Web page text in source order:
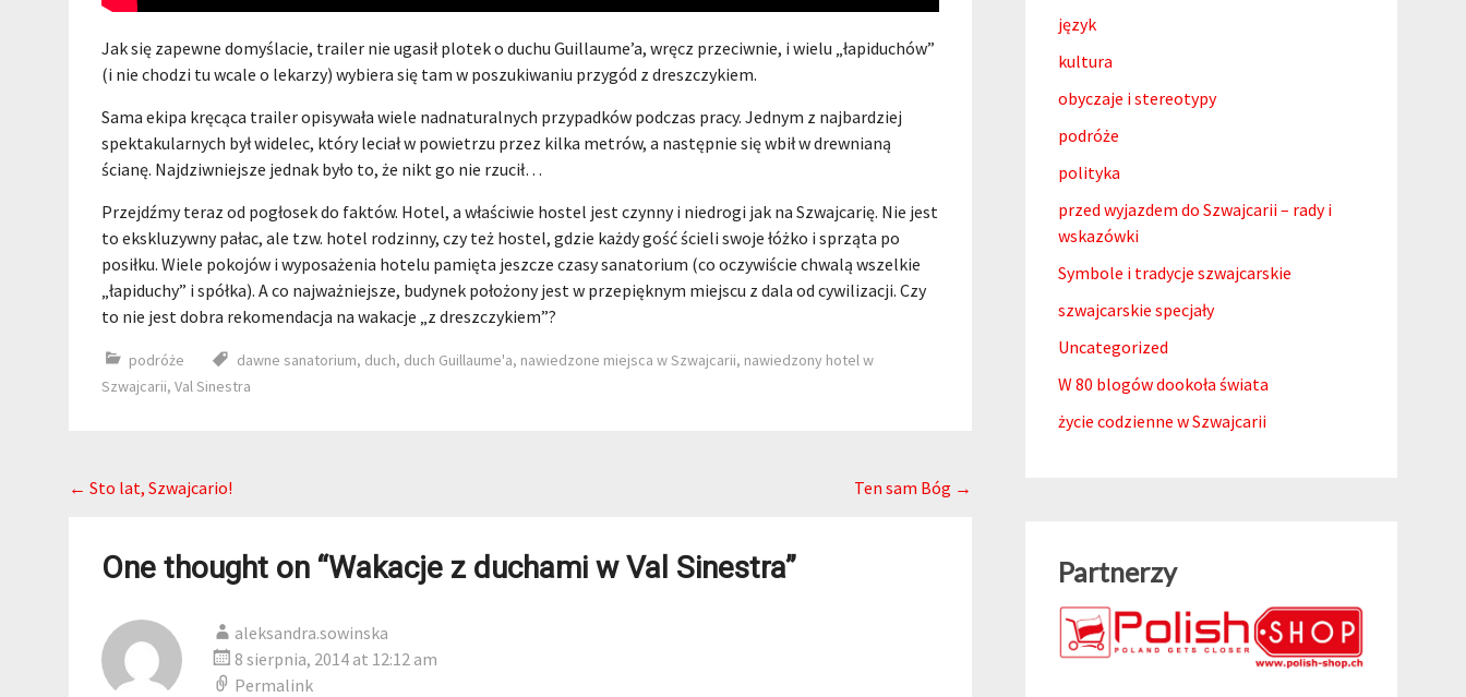
Jak się zapewne domyślacie, trailer nie ugasił plotek o duchu Guillaume’a, wręcz przeciwnie, i wielu „łapiduchów”
(i nie chodzi tu wcale o lekarzy) wybiera się tam w poszukiwaniu przygód z dreszczykiem.
Sama ekipa kręcąca trailer opisywała wiele nadnaturalnych przypadków podczas pracy. Jednym z najbardziej
spektakularnych był widelec, który leciał w powietrzu przez kilka metrów, a następnie się wbił w drewnianą
ścianę. Najdziwniejsze jednak było to, że nikt go nie rzucił…
Przejdźmy teraz od pogłosek do faktów. Hotel, a właściwie hostel jest czynny i niedrogi jak na Szwajcarię. Nie jest
to ekskluzywny pałac, ale tzw. hotel rodzinny, czy też hostel, gdzie każdy gość ścieli swoje łóżko i sprząta po
posiłku. Wiele pokojów i wyposażenia hotelu pamięta jeszcze czasy sanatorium (co oczywiście chwalą wszelkie
„łapiduchy” i spółka). A co najważniejsze, budynek położony jest w przepięknym miejscu z dala od cywilizacji. Czy
to nie jest dobra rekomendacja na wakacje „z dreszczykiem”?
podróże dawne sanatorium, duch, duch Guillaume'a, nawiedzone miejsca w Szwajcarii, nawiedzony hotel w
Szwajcarii, Val Sinestra
Post navigation
← Sto lat, Szwajcario! Ten sam Bóg →
One thought on “Wakacje z duchami w Val Sinestra”
aleksandra.sowinska
8 sierpnia, 2014 at 12:12 am
Permalink
język
kultura
obyczaje i stereotypy
podróże
polityka
przed wyjazdem do Szwajcarii – rady i
wskazówki
Symbole i tradycje szwajcarskie
szwajcarskie specjały
Uncategorized
W 80 blogów dookoła świata
życie codzienne w Szwajcarii
Partnerzy